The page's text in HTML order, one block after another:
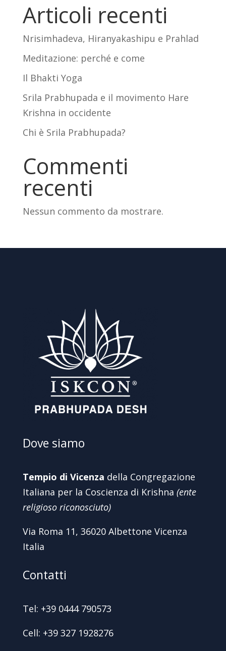
Articoli recenti
Nrisimhadeva, Hiranyakashipu e Prahlad
Meditazione: perché e come
Il Bhakti Yoga
Srila Prabhupada e il movimento Hare
Krishna in occidente
Chi è Srila Prabhupada?
Commenti
recenti
Nessun commento da mostrare.
Dove siamo
Tempio di Vicenza della Congregazione
Italiana per la Coscienza di Krishna (ente
religioso riconosciuto)
Via Roma 11, 36020 Albettone Vicenza
Italia
Contatti
Tel: +39 0444 790573
Cell: +39 327 1928276